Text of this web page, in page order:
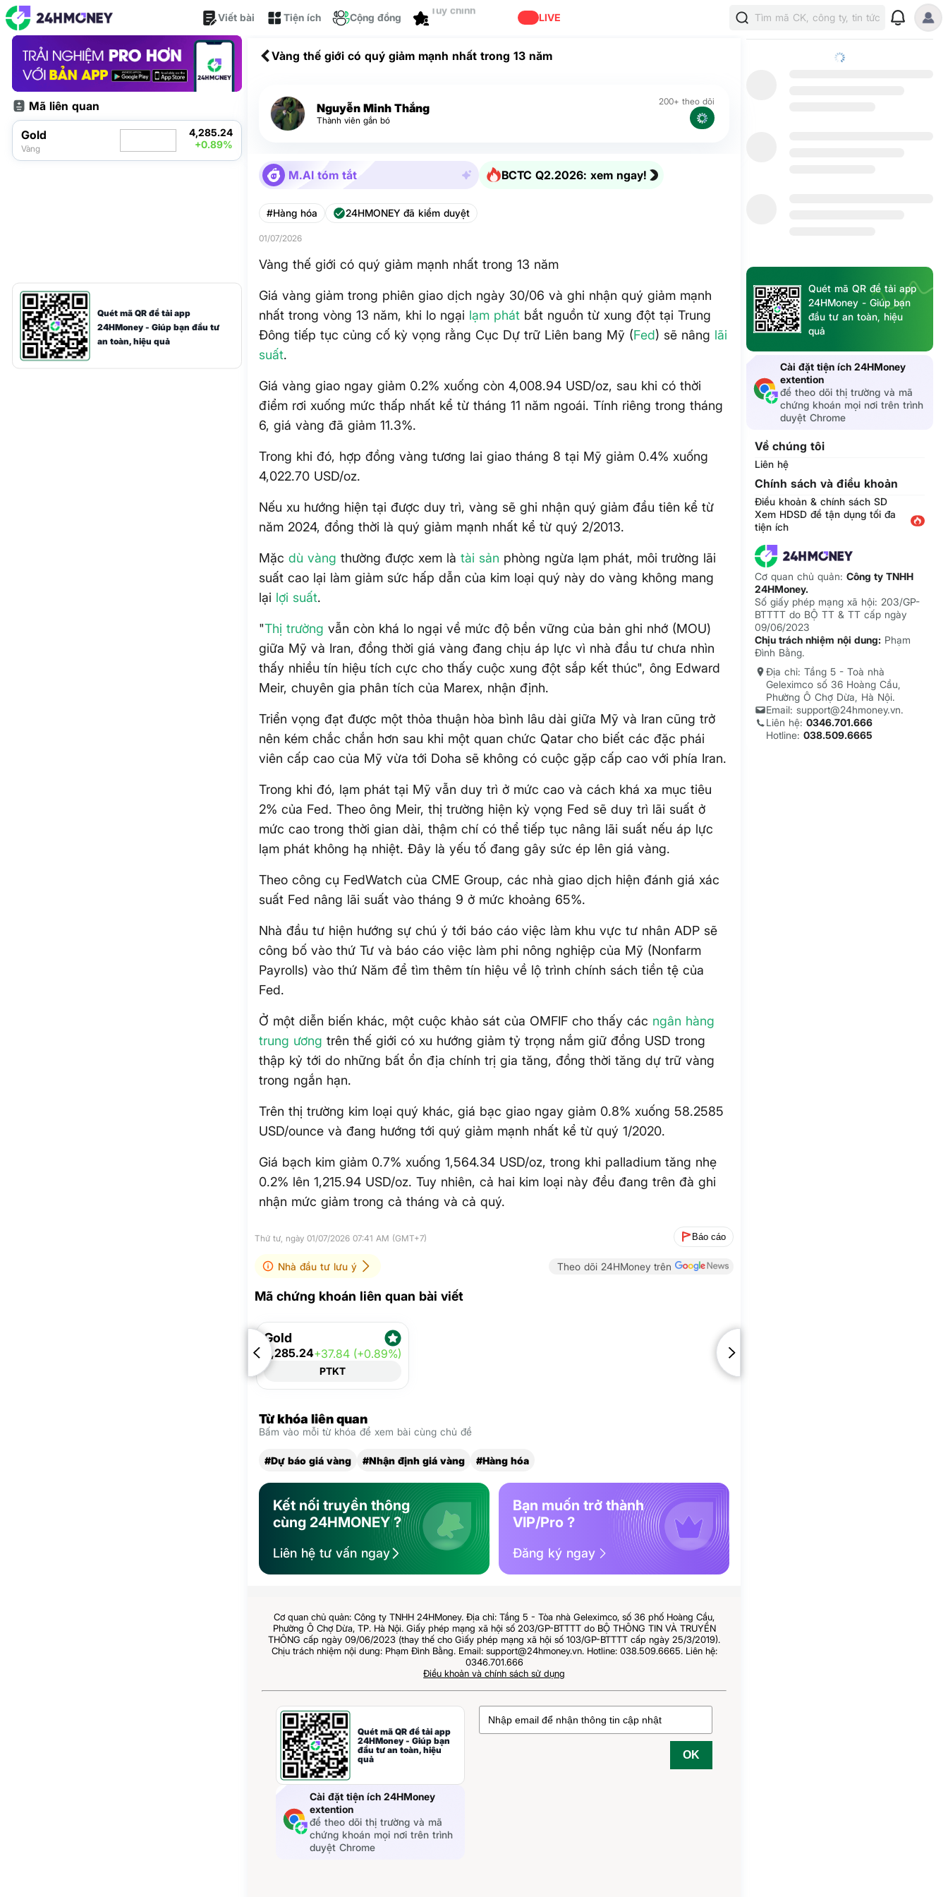
Viết bài Tiện ích Cộng đồng Tùy chỉnh LIVE Tìm mã CK, công ty, tin tức
Mã liên quan
Gold
Vàng
4,285.24
+0.89%
Quét mã QR để tải app
24HMoney - Giúp bạn đầu tư
an toàn, hiệu quả
Vàng thế giới có quý giảm mạnh nhất trong 13 năm
Nguyễn Minh Thắng
Thành viên gắn bó
200+ theo dõi
M.AI tóm tắt BCTC Q2.2026: xem ngay!
#Hàng hóa 24HMONEY đã kiểm duyệt
01/07/2026
Vàng thế giới có quý giảm mạnh nhất trong 13 năm
Giá vàng giảm trong phiên giao dịch ngày 30/06 và ghi nhận quý giảm mạnh
nhất trong vòng 13 năm, khi lo ngại lạm phát bắt nguồn từ xung đột tại Trung
Đông tiếp tục củng cố kỳ vọng rằng Cục Dự trữ Liên bang Mỹ (Fed) sẽ nâng lãi
suất.
Giá vàng giao ngay giảm 0.2% xuống còn 4,008.94 USD/oz, sau khi có thời
điểm rơi xuống mức thấp nhất kể từ tháng 11 năm ngoái. Tính riêng trong tháng
6, giá vàng đã giảm 11.3%.
Trong khi đó, hợp đồng vàng tương lai giao tháng 8 tại Mỹ giảm 0.4% xuống
4,022.70 USD/oz.
Nếu xu hướng hiện tại được duy trì, vàng sẽ ghi nhận quý giảm đầu tiên kể từ
năm 2024, đồng thời là quý giảm mạnh nhất kể từ quý 2/2013.
Mặcdù vàng thường được xem làtài sản phòng ngừa lạm phát, môi trường lãi
suất cao lại làm giảm sức hấp dẫn của kim loại quý này do vàng không mang
lại lợi suất.
"Thị trường vẫn còn khá lo ngại về mức độ bền vững của bản ghi nhớ (MOU)
giữa Mỹ và Iran, đồng thời giá vàng đang chịu áp lực vì nhà đầu tư chưa nhìn
thấy nhiều tín hiệu tích cực cho thấy cuộc xung đột sắp kết thúc", ông Edward
Meir, chuyên gia phân tích của Marex, nhận định.
Triển vọng đạt được một thỏa thuận hòa bình lâu dài giữa Mỹ và Iran cũng trở
nên kém chắc chắn hơn sau khi một quan chức Qatar cho biết các đặc phái
viên cấp cao của Mỹ vừa tới Doha sẽ không có cuộc gặp cấp cao với phía Iran.
Trong khi đó, lạm phát tại Mỹ vẫn duy trì ở mức cao và cách khá xa mục tiêu
2% của Fed. Theo ông Meir, thị trường hiện kỳ vọng Fed sẽ duy trì lãi suất ở
mức cao trong thời gian dài, thậm chí có thể tiếp tục nâng lãi suất nếu áp lực
lạm phát không hạ nhiệt. Đây là yếu tố đang gây sức ép lên giá vàng.
Theo công cụ FedWatch của CME Group, các nhà giao dịch hiện đánh giá xác
suất Fed nâng lãi suất vào tháng 9 ở mức khoảng 65%.
Nhà đầu tư hiện hướng sự chú ý tới báo cáo việc làm khu vực tư nhân ADP sẽ
công bố vào thứ Tư và báo cáo việc làm phi nông nghiệp của Mỹ (Nonfarm
Payrolls) vào thứ Năm để tìm thêm tín hiệu về lộ trình chính sách tiền tệ của
Fed.
Ở một diễn biến khác, một cuộc khảo sát của OMFIF cho thấy các ngân hàng
trung ương trên thế giới có xu hướng giảm tỷ trọng nắm giữ đồng USD trong
thập kỷ tới do những bất ổn địa chính trị gia tăng, đồng thời tăng dự trữ vàng
trong ngắn hạn.
Trên thị trường kim loại quý khác, giá bạc giao ngay giảm 0.8% xuống 58.2585
USD/ounce và đang hướng tới quý giảm mạnh nhất kể từ quý 1/2020.
Giá bạch kim giảm 0.7% xuống 1,564.34 USD/oz, trong khi palladium tăng nhẹ
0.2% lên 1,215.94 USD/oz. Tuy nhiên, cả hai kim loại này đều đang trên đà ghi
nhận mức giảm trong cả tháng và cả quý.
Thứ tư, ngày 01/07/2026 07:41 AM (GMT+7) Báo cáo
Nhà đầu tư lưu ý Theo dõi 24HMoney trên
Mã chứng khoán liên quan bài viết
Gold
4,285.24+37.84 (+0.89%)
PTKT
Từ khóa liên quan
Bấm vào mỗi từ khóa để xem bài cùng chủ đề
#Dự báo giá vàng #Nhận định giá vàng #Hàng hóa
Kết nối truyền thông
cùng 24HMONEY ?
Liên hệ tư vấn ngay
Bạn muốn trở thành
VIP/Pro ?
Đăng ký ngay
Cơ quan chủ quản: Công ty TNHH 24HMoney. Địa chỉ: Tầng 5 - Tòa nhà Geleximco, số 36 phố Hoàng Cầu,
Phường Ô Chợ Dừa, TP. Hà Nội. Giấy phép mạng xã hội số 203/GP-BTTTT do BỘ THÔNG TIN VÀ TRUYỀN
THÔNG cấp ngày 09/06/2023 (thay thế cho Giấy phép mạng xã hội số 103/GP-BTTTT cấp ngày 25/3/2019).
Chịu trách nhiệm nội dung: Phạm Đình Bằng. Email: support@24hmoney.vn. Hotline: 038.509.6665. Liên hệ:
0346.701.666
Điều khoản và chính sách sử dụng
Quét mã QR để tải app
24HMoney - Giúp bạn
đầu tư an toàn, hiệu
quả
Cài đặt tiện ích 24HMoney
extention
để theo dõi thị trường và mã
chứng khoán mọi nơi trên trình
duyệt Chrome
OK
Quét mã QR để tải app
24HMoney - Giúp bạn
đầu tư an toàn, hiệu
quả
Cài đặt tiện ích 24HMoney
extention
để theo dõi thị trường và mã
chứng khoán mọi nơi trên trình
duyệt Chrome
Về chúng tôi
Liên hệ
Chính sách và điều khoản
Điều khoản & chính sách SD
Xem HDSD để tận dụng tối đa
tiện ích
Cơ quan chủ quản:Công ty TNHH
24HMoney.
Số giấy phép mạng xã hội: 203/GP-
BTTTT do BỘ TT & TT cấp ngày
09/06/2023
Chịu trách nhiệm nội dung: Phạm
Đình Bằng.
Địa chỉ: Tầng 5 - Toà nhà
Geleximco số 36 Hoàng Cầu,
Phường Ô Chợ Dừa, Hà Nội.
Email: support@24hmoney.vn.
Liên hệ:0346.701.666
Hotline:038.509.6665